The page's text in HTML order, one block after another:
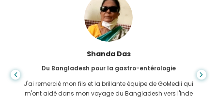
Shanda Das
Du Bangladesh pour la gastro-entérologie
J'ai remercié mon fils et la brillante équipe de GoMedii qui
m'ont aidé dans mon voyage du Bangladesh vers l'Inde